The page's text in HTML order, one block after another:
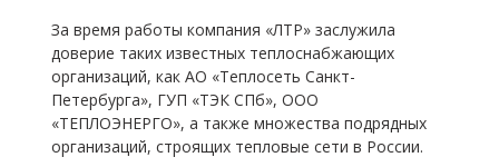
За время работы компания «ЛТР» заслужила
доверие таких известных теплоснабжающих
организаций, как АО «Теплосеть Санкт-
Петербурга», ГУП «ТЭК СПб», ООО
«ТЕПЛОЭНЕРГО», а также множества подрядных
организаций, строящих тепловые сети в России.